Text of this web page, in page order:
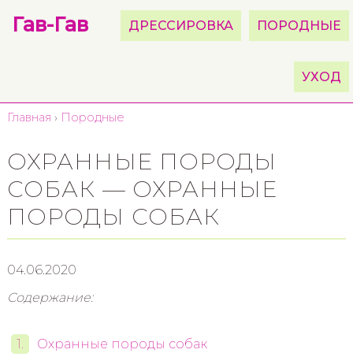
Гав-Гав ДРЕССИРОВКА ПОРОДНЫЕ
УХОД
Главная › Породные
ОХРАННЫЕ ПОРОДЫ
СОБАК — ОХРАННЫЕ
ПОРОДЫ СОБАК
04.06.2020
Содержание:
Охранные породы собак